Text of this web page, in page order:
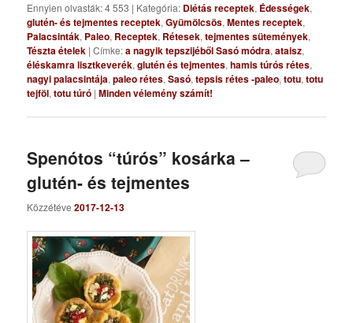
Ennyien olvasták: 4 553 | Kategória: Diétás receptek, Édességek,
glutén- és tejmentes receptek,Gyümölcsös,Mentes receptek,
Palacsinták, Paleo, Receptek, Rétesek,tejmentes sütemények,
Tészta ételek |Címke:a nagyik tepszijéből Sasó módra,ataisz,
éléskamra lisztkeverék,glutén és tejmentes,hamis túrós rétes,
nagyi palacsintája,paleo rétes,Sasó,tepsis rétes -paleo,totu,totu
tejföl,totu túró |Minden vélemény számít!
Spenótos “túrós” kosárka –
glutén- és tejmentes
Közzétéve2017-12-13